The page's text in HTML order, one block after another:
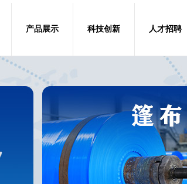
产品展示 科技创新 人才招聘